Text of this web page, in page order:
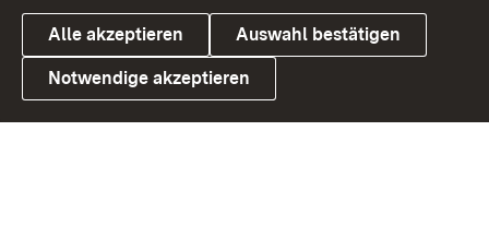
Link zum Landesportal
Alle akzeptieren Auswahl bestätigen
Notwendige akzeptieren